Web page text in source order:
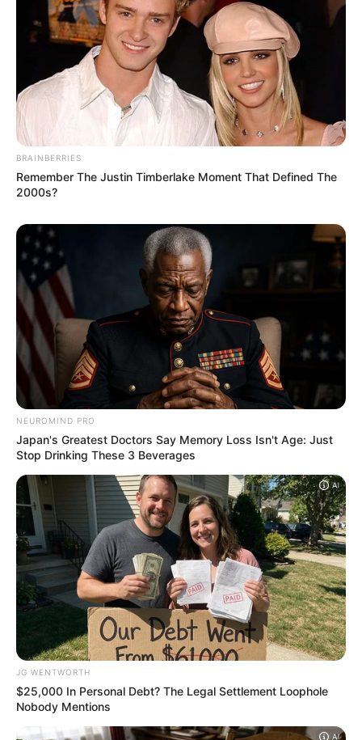
She Spent A Fortune To Look Like A Modern-
Day Barbie
BRAINBERRIES
Japan's Greatest Doctors Say Memory Loss
Isn't Age: Just Stop Drinking These 3
Beverages
NEUROMIND PRO
If You Owe $20,000 Across 4 Credit Cards,
Stop Sending 4 Separate Checks
JG WENTWORTH